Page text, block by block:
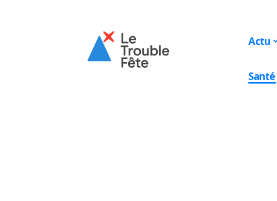
Actu
Santé